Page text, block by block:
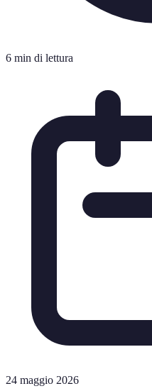
6 min di lettura
24 maggio 2026